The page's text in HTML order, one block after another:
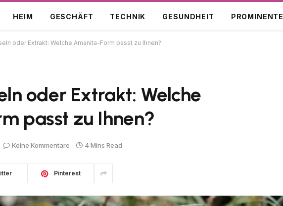
HEIM GESCHÄFT TECHNIK GESUNDHEIT PROMINENTE
oder Extrakt: Welche Amanita-Form passt zu Ihnen?
oder Extrakt: Welche
passt zu Ihnen?
Keine Kommentare 4 Mins Read
Pinterest